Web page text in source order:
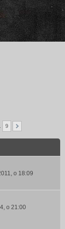
9
o 18:09
o 21:00